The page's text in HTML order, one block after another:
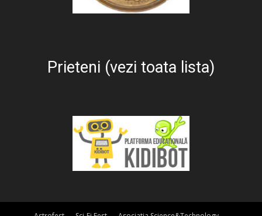
Prieteni (vezi toata lista)